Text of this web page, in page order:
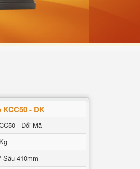
- DK
- Đổi Mã
Sâu 410mm